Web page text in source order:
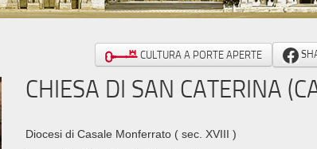
CULTURA A PORTE APERTE
CHIESA DI SAN CATERINA
Diocesi di Casale Monferrato ( sec. XVIII )
Vos choix en matière de confidentialité